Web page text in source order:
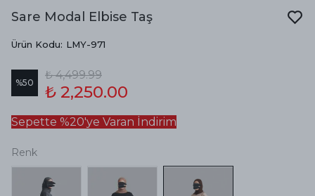
Sare Modal Elbise Taş
Ürün Kodu: LMY-971
%50
₺ 4,499.99
₺ 2,250.00
Sepette %20'ye Varan İndirim
Renk